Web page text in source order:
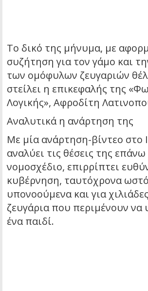
Το δικό της μήνυμα, με
συζήτηση για τον γάμο και
των ομόφυλων ζευγαριών
στείλει η επικεφαλής της
Λογικής», Αφροδίτη
Αναλυτικά η ανάρτηση της
Με μία ανάρτηση-βίντεο στο
αναλύει τις θέσεις της
νομοσχέδιο, επιρρίπτει
κυβέρνηση, ταυτόχρονα
υπονοούμενα και για
ζευγάρια που περιμένουν να
ένα παιδί.